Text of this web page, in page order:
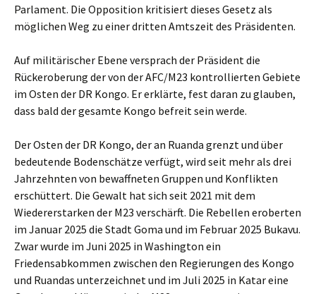
Parlament. Die Opposition kritisiert dieses Gesetz als
möglichen Weg zu einer dritten Amtszeit des Präsidenten.
Auf militärischer Ebene versprach der Präsident die
Rückeroberung der von der AFC/M23 kontrollierten Gebiete
im Osten der DR Kongo. Er erklärte, fest daran zu glauben,
dass bald der gesamte Kongo befreit sein werde.
Der Osten der DR Kongo, der an Ruanda grenzt und über
bedeutende Bodenschätze verfügt, wird seit mehr als drei
Jahrzehnten von bewaffneten Gruppen und Konflikten
erschüttert. Die Gewalt hat sich seit 2021 mit dem
Wiedererstarken der M23 verschärft. Die Rebellen eroberten
im Januar 2025 die Stadt Goma und im Februar 2025 Bukavu.
Zwar wurde im Juni 2025 in Washington ein
Friedensabkommen zwischen den Regierungen des Kongo
und Ruandas unterzeichnet und im Juli 2025 in Katar eine